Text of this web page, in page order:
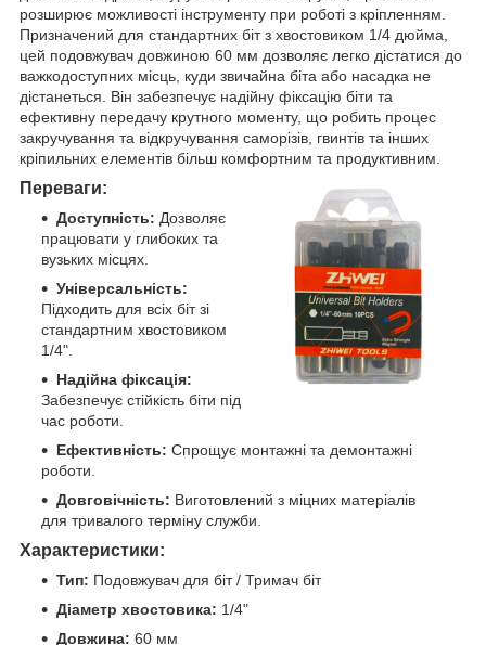
розширює можливості інструменту при роботі з кріпленням.
Призначений для стандартних біт з хвостовиком 1/4 дюйма,
цей подовжувач довжиною 60 мм дозволяє легко дістатися до
важкодоступних місць, куди звичайна біта або насадка не
дістанеться. Він забезпечує надійну фіксацію біти та
ефективну передачу крутного моменту, що робить процес
закручування та відкручування саморізів, гвинтів та інших
кріпильних елементів більш комфортним та продуктивним.
Переваги:
Доступність: Дозволяє
працювати у глибоких та
вузьких місцях.
Універсальність:
Підходить для всіх біт зі
стандартним хвостовиком
1/4".
Надійна фіксація:
Забезпечує стійкість біти під
час роботи.
Ефективність: Спрощує монтажні та демонтажні
роботи.
Довговічність: Виготовлений з міцних матеріалів
для тривалого терміну служби.
Характеристики:
Тип: Подовжувач для біт / Тримач біт
Діаметр хвостовика: 1/4"
Довжина: 60 мм